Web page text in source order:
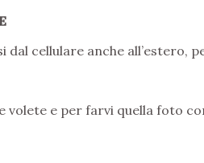
dal cellulare anche all’estero,
e per farvi quella foto